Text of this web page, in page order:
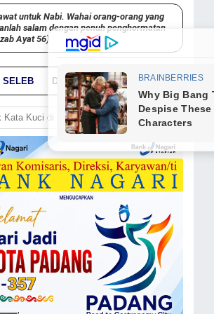
untuk Nabi. Wahai orang-orang yang
salam dengan penuh penghormatan
Ayat 56)
SELEB DUNIA PARIWARA